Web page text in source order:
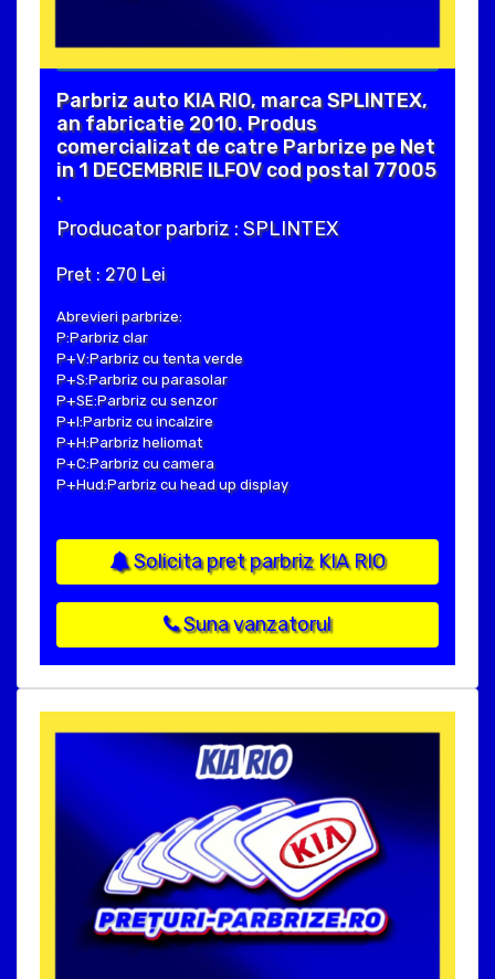
Parbriz auto KIA RIO, marca SPLINTEX,
an fabricatie 2010. Produs
comercializat de catre Parbrize pe Net
in 1 DECEMBRIE ILFOV cod postal 77005
.
Producator parbriz : SPLINTEX
Pret : 270 Lei
Abrevieri parbrize:
P:Parbriz clar
P+V:Parbriz cu tenta verde
P+S:Parbriz cu parasolar
P+SE:Parbriz cu senzor
P+I:Parbriz cu incalzire
P+H:Parbriz heliomat
P+C:Parbriz cu camera
P+Hud:Parbriz cu head up display
Solicita pret parbriz KIA RIO
Suna vanzatorul